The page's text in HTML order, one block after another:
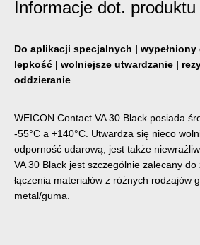
Informacje dot. produktu
Do aplikacji specjalnych |
lepkość | wolniejsze utwardzanie |
oddzieranie
WEICON Contact VA 30 Black posiada
-55°C a +140°C. Utwardza się nieco
odporność udarową, jest także
VA 30 Black jest szczególnie zalecany
łączenia materiałów z różnych rodzajów
metal/guma.